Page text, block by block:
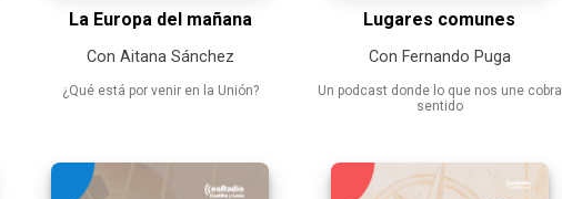
La Europa del mañana
Con Aitana Sánchez
¿Qué está por venir en la Unión?
Lugares comunes
Con Fernando Puga
Un podcast donde lo que nos une cobra
sentido